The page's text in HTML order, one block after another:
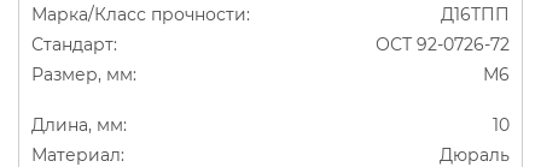
Д16ТПП
ОСТ 92-0726-72
М6
10
Дюраль